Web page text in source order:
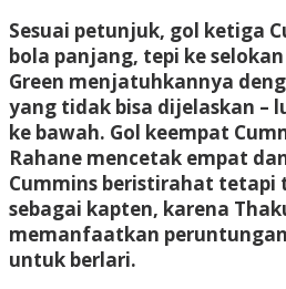
Sesuai petunjuk, gol ketiga
bola panjang, tepi ke
Green menjatuhkannya
yang tidak bisa dijelaskan –
ke bawah. Gol keempat
Rahane mencetak empat
Cummins beristirahat tetapi
sebagai kapten, karena
memanfaatkan
untuk berlari.